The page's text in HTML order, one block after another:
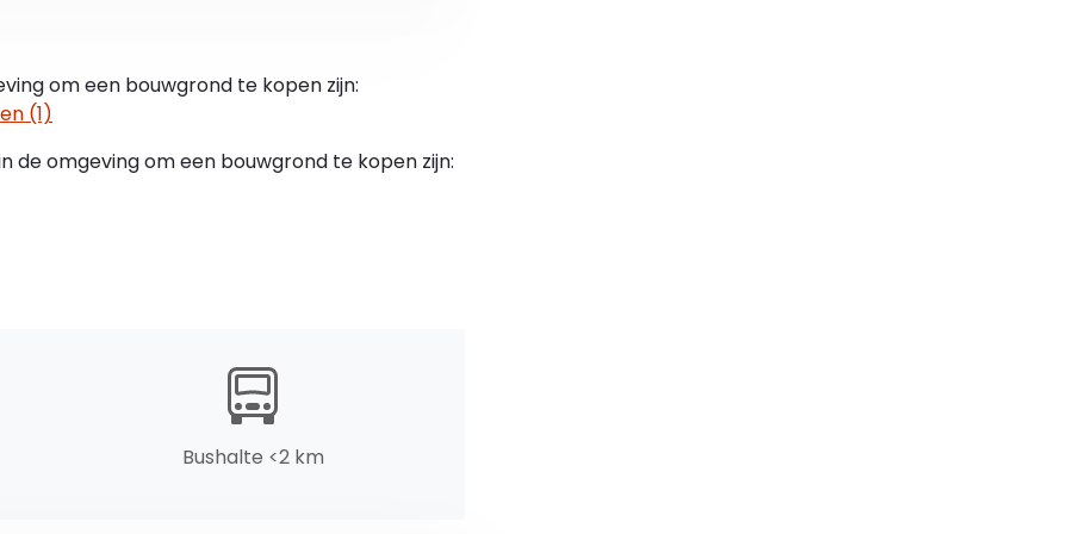
is te vinden via de website
worden ontleend en deze informatie kan niet
Indien u een aanbieding wenst, kan de
om een bouwgrond te kopen zijn:
(1)
de omgeving om een bouwgrond te kopen zijn:
Bushalte <2 km